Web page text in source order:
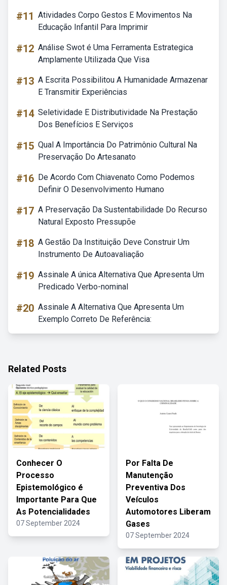
#11 Atividades Corpo Gestos E Movimentos Na
Educação Infantil Para Imprimir
#12 Análise Swot é Uma Ferramenta Estrategica
Amplamente Utilizada Que Visa
#13 A Escrita Possibilitou A Humanidade Armazenar
E Transmitir Experiências
#14 Seletividade E Distributividade Na Prestação
Dos Benefícios E Serviços
#15 Qual A Importância Do Patrimônio Cultural Na
Preservação Do Artesanato
#16 De Acordo Com Chiavenato Como Podemos
Definir O Desenvolvimento Humano
#17 A Preservação Da Sustentabilidade Do Recurso
Natural Exposto Pressupõe
#18 A Gestão Da Instituição Deve Construir Um
Instrumento De Autoavaliação
#19 Assinale A única Alternativa Que Apresenta Um
Predicado Verbo-nominal
#20 Assinale A Alternativa Que Apresenta Um
Exemplo Correto De Referência:
Related Posts
Conhecer O
Processo
Epistemológico é
Importante Para Que
As Potencialidades
07 September 2024
Por Falta De
Manutenção
Preventiva Dos
Veículos
Automotores Liberam
Gases
07 September 2024